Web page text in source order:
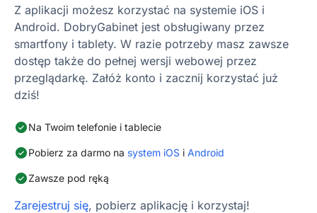
Z aplikacji możesz korzystać na systemie iOS i
Android. DobryGabinet jest obsługiwany przez
smartfony i tablety. W razie potrzeby masz zawsze
dostęp także do pełnej wersji webowej przez
przeglądarkę. Załóż konto i zacznij korzystać już
dziś!
Na Twoim telefonie i tablecie
Pobierz za darmo na system iOS i Android
Zawsze pod ręką
Zarejestruj się, pobierz aplikację i korzystaj!